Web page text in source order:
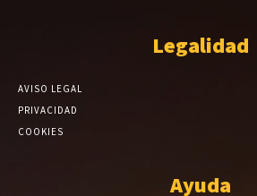
Legalidad
AVISO LEGAL
PRIVACIDAD
COOKIES
Ayuda